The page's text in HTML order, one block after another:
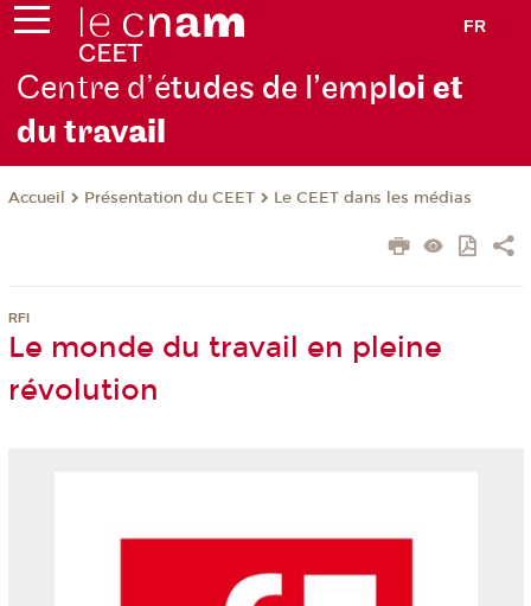
FR
Centre d’études de l’emploi et
du travail
Accueil Présentation du CEET Le CEET dans les médias
RFI
Le monde du travail en pleine
révolution